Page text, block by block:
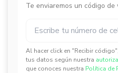
Te enviaremos un código de
Al hacer click en "Recibir
tus datos según nuestra
que conoces nuestra Política de